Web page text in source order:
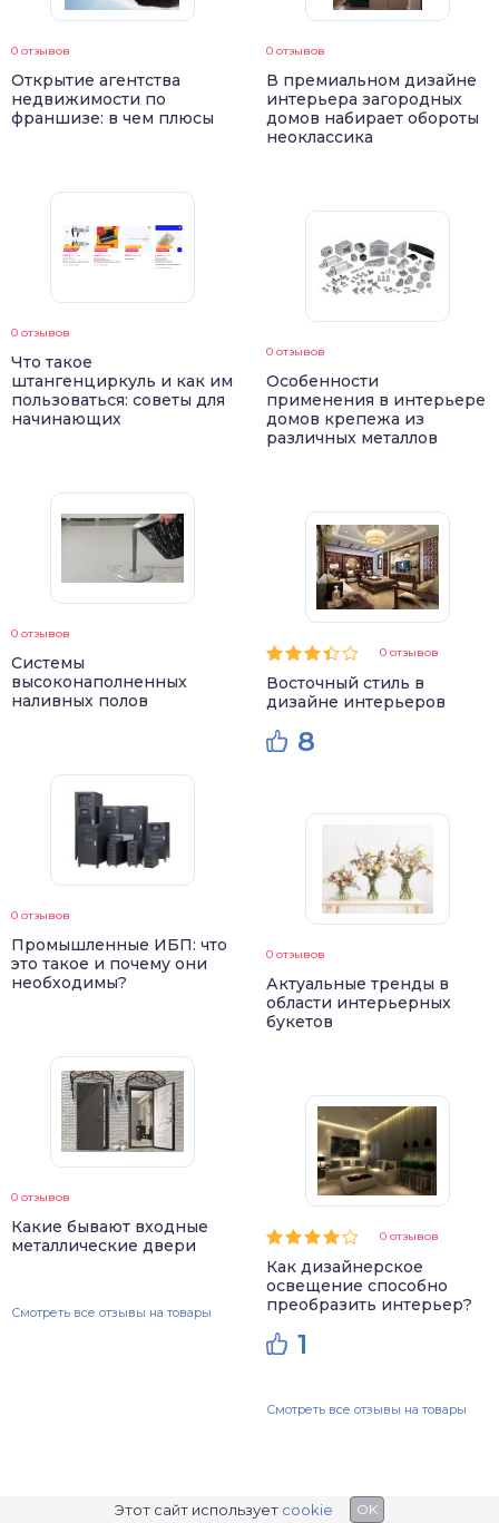
0 отзывов
Открытие агентства
недвижимости по
франшизе: в чем плюсы
0 отзывов
Что такое
штангенциркуль и как им
пользоваться: советы для
начинающих
0 отзывов
Системы
высоконаполненных
наливных полов
0 отзывов
Промышленные ИБП: что
это такое и почему они
необходимы?
0 отзывов
Какие бывают входные
металлические двери
Смотреть все отзывы на товары
0 отзывов
В премиальном дизайне
интерьера загородных
домов набирает обороты
неоклассика
0 отзывов
Особенности
применения в интерьере
домов крепежа из
различных металлов
0 отзывов
Восточный стиль в
дизайне интерьеров
8
0 отзывов
Актуальные тренды в
области интерьерных
букетов
0 отзывов
Как дизайнерское
освещение способно
преобразить интерьер?
1
Смотреть все отзывы на товары
Этот сайт использует cookie OK